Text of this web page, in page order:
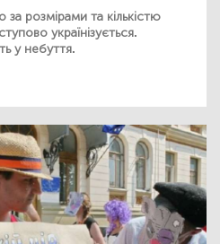
за розмірами та кількістю
українізується.
у небуття.